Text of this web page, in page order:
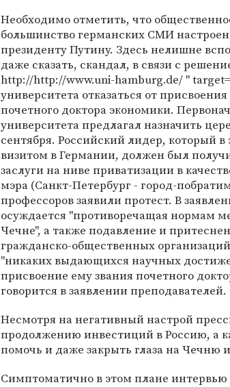
Необходимо отметить, что
большинство германских СМИ
президенту Путину. Здесь нелишне
даже сказать, скандал, в связи с
http://http://www.uni-hamburg.de/ "
университета отказаться от
почетного доктора экономики.
университета предлагал назначить
сентября. Российский лидер, который в
визитом в Германии, должен был
заслуги на ниве приватизации в
мэра (Санкт-Петербург - город-
профессоров заявили протест. В
осуждается "противоречащая нормам
Чечне", а также подавление и
гражданско-общественных
"никаких выдающихся научных
присвоение ему звания почетного
говорится в заявлении преподавателей.
Несмотря на негативный настрой
продолжению инвестиций в Россию, а
помочь и даже закрыть глаза на Чечню
Симптоматично в этом плане интервью